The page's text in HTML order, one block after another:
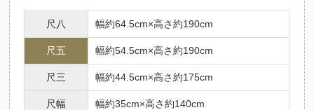
尺八 幅約64.5cm×高さ約190cm
尺五 幅約54.5cm×高さ約190cm
尺三 幅約44.5cm×高さ約175cm
尺幅 幅約35cm×高さ約140cm